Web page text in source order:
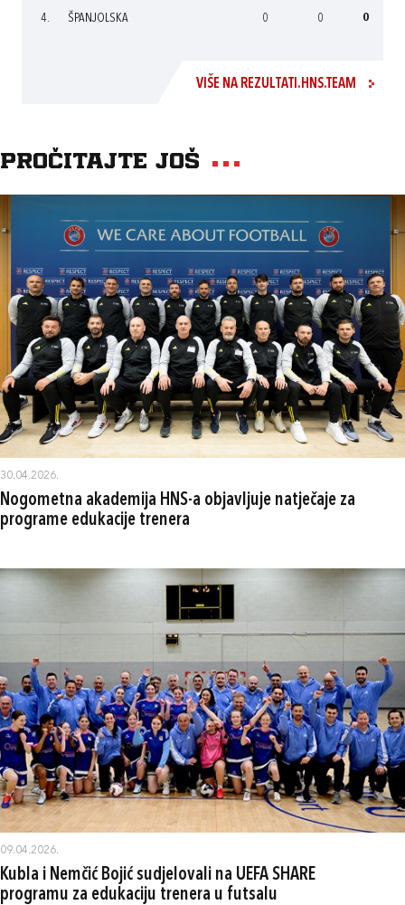
4. ŠPANJOLSKA 0 0 0
VIŠE NA REZULTATI.HNS.TEAM
Pročitajte još
30.04.2026.
Nogometna akademija HNS-a objavljuje natječaje za
programe edukacije trenera
09.04.2026.
Kubla i Nemčić Bojić sudjelovali na UEFA SHARE
programu za edukaciju trenera u futsalu